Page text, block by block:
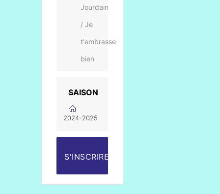
Jourdain
/ Je
t'embrasse
bien
SAISON
2024-2025
S'INSCRIRE